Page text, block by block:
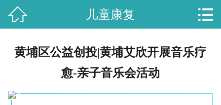
 儿童康复 
黄埔区公益创投|黄埔艾欣开展音乐疗
愈-亲子音乐会活动